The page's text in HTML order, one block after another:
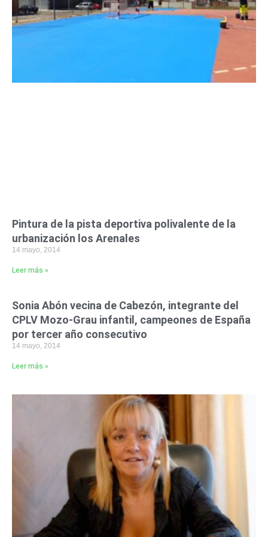
Pintura de la pista deportiva polivalente de la
urbanización los Arenales
14 mayo, 2014
Leer más »
Sonia Abón vecina de Cabezón, integrante del
CPLV Mozo-Grau infantil, campeones de España
por tercer año consecutivo
14 mayo, 2014
Leer más »